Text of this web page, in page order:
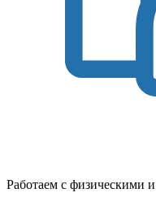
Работаем с физическими